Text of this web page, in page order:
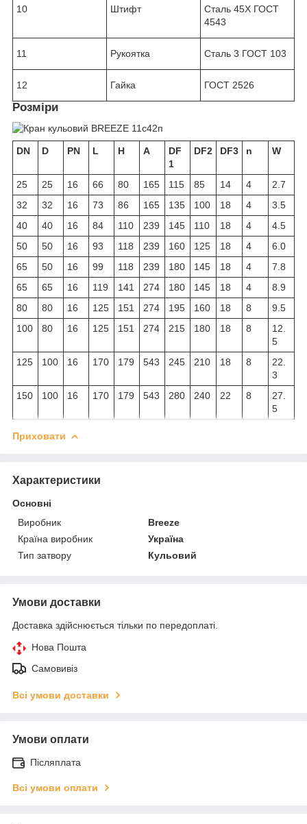
10 Штифт
Сталь 45Х ГОСТ
4543
11 Рукоятка Сталь 3 ГОСТ 103
12 Гайка ГОСТ 2526
Розміри
DN D PN L H A
DF
1
DF2 DF3 n W
25 25 16 66 80 165 115 85 14 4
2.7
32
32 16 73 86 165 135 100 18 4
3.5
40
40 16 84 110 239 145 110 18 4
4.5
50
50 16 93 118 239 160 125 18 4
6.0
65
50 16 99 118 239 180 145 18 4
7.8
65
65 16 119 141 274 180 145 18 4
8.9
80
80 16 125 151 274 195 160 18 8
9.5
100
80 16 125 151 274 215 180 18 8
12.
5
125
100 16 170 179 543 245 210 18 8
22.
3
150
100 16 170 179 543 280 240 22 8
27.
5
Приховати
Характеристики
Основні
Виробник
Breeze
Країна виробник
Україна
Тип затвору
Кульовий
Умови доставки
Доставка здійснюється тільки по передоплаті.
Нова Пошта
Самовивіз
Всі умови доставки
Умови оплати
Післяплата
Всі умови оплати